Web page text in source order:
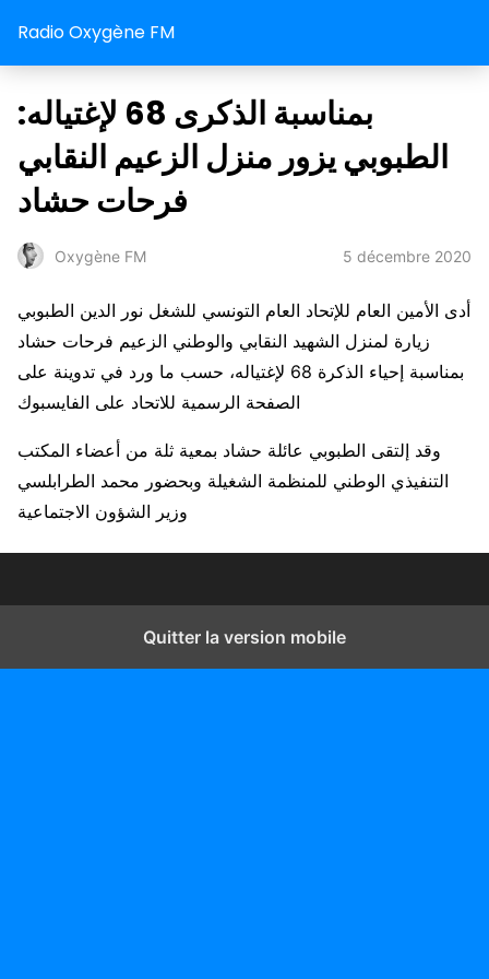
Radio Oxygène FM
بمناسبة الذكرى 68 لإغتياله:
الطبوبي يزور منزل الزعيم النقابي
فرحات حشاد
Oxygène FM 5 décembre 2020
أدى الأمين العام للإتحاد العام التونسي للشغل نور الدين الطبوبي
زيارة لمنزل الشهيد النقابي والوطني الزعيم فرحات حشاد
بمناسبة إحياء الذكرة 68 لإغتياله، حسب ما ورد في تدوينة على
الصفحة الرسمية للاتحاد على الفايسبوك
وقد إلتقى الطبوبي عائلة حشاد بمعية ثلة من أعضاء المكتب
التنفيذي الوطني للمنظمة الشغيلة وبحضور محمد الطرابلسي
وزير الشؤون الاجتماعية
Quitter la version mobile